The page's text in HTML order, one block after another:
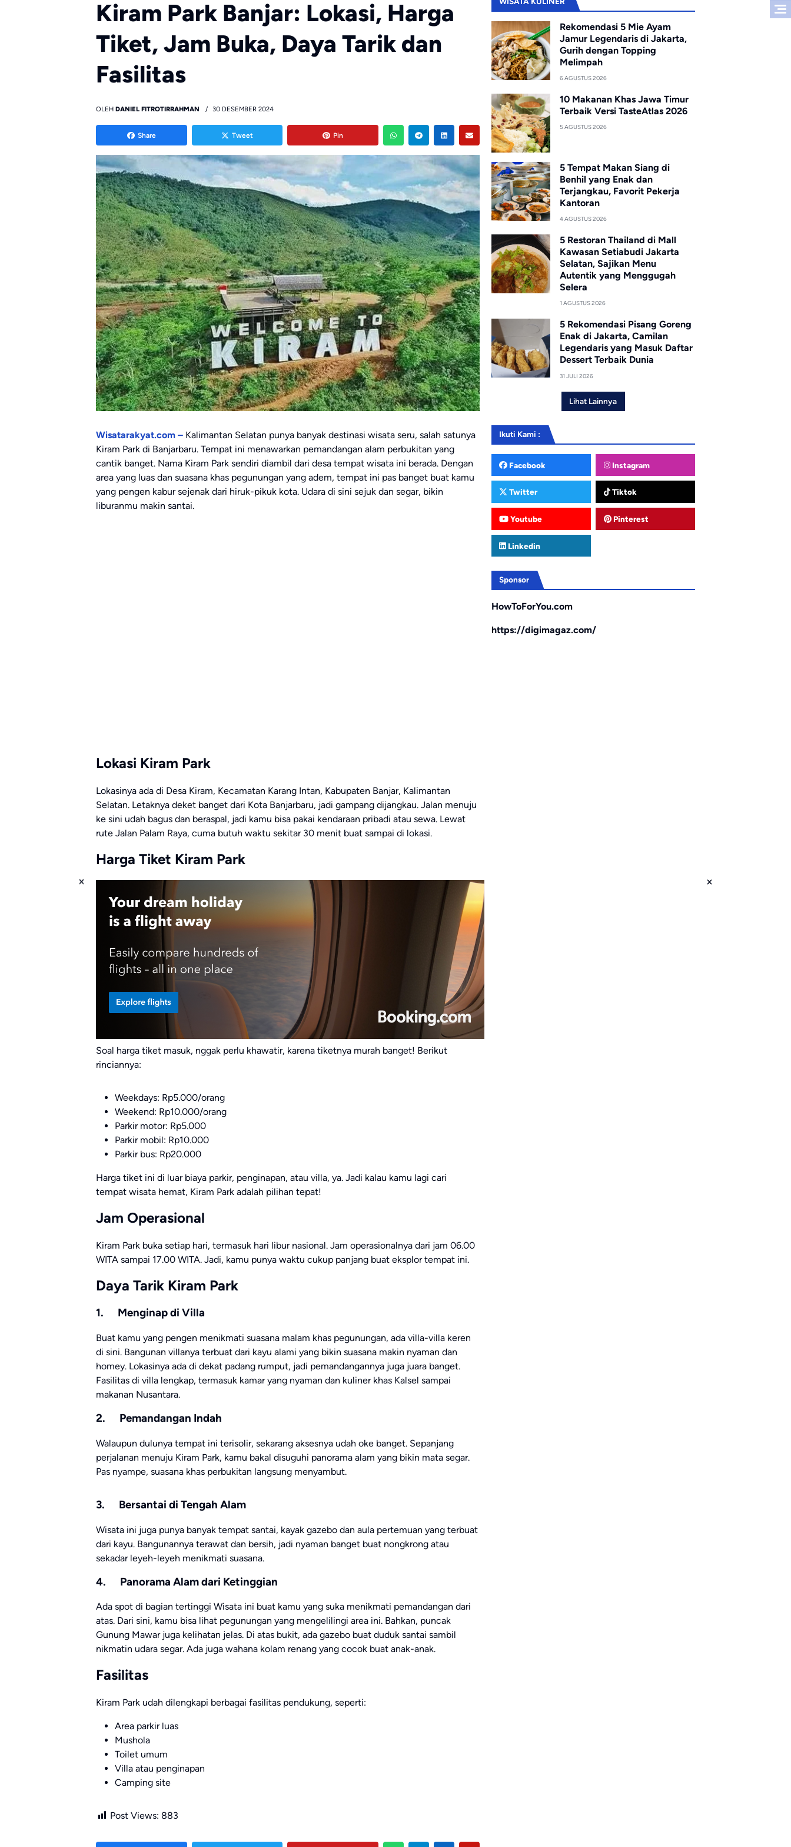
Kiram Park Banjar: Lokasi, Harga
Tiket, Jam Buka, Daya Tarik dan
Fasilitas
OLEH DANIEL FITROTIRRAHMAN 30 DESEMBER 2024
Share Tweet Pin
Wisatarakyat.com – Kalimantan Selatan punya banyak destinasi wisata seru, salah satunya
Kiram Park di Banjarbaru. Tempat ini menawarkan pemandangan alam perbukitan yang
cantik banget. Nama Kiram Park sendiri diambil dari desa tempat wisata ini berada. Dengan
area yang luas dan suasana khas pegunungan yang adem, tempat ini pas banget buat kamu
yang pengen kabur sejenak dari hiruk-pikuk kota. Udara di sini sejuk dan segar, bikin
liburanmu makin santai.
Lokasi Kiram Park
Lokasinya ada di Desa Kiram, Kecamatan Karang Intan, Kabupaten Banjar, Kalimantan
Selatan. Letaknya deket banget dari Kota Banjarbaru, jadi gampang dijangkau. Jalan menuju
ke sini udah bagus dan beraspal, jadi kamu bisa pakai kendaraan pribadi atau sewa. Lewat
rute Jalan Palam Raya, cuma butuh waktu sekitar 30 menit buat sampai di lokasi.
Harga Tiket Kiram Park
Soal harga tiket masuk, nggak perlu khawatir, karena tiketnya murah banget! Berikut
rinciannya:
Weekdays: Rp5.000/orang
Weekend: Rp10.000/orang
Parkir motor: Rp5.000
Parkir mobil: Rp10.000
Parkir bus: Rp20.000
Harga tiket ini di luar biaya parkir, penginapan, atau villa, ya. Jadi kalau kamu lagi cari
tempat wisata hemat, Kiram Park adalah pilihan tepat!
Jam Operasional
Kiram Park buka setiap hari, termasuk hari libur nasional. Jam operasionalnya dari jam 06.00
WITA sampai 17.00 WITA. Jadi, kamu punya waktu cukup panjang buat eksplor tempat ini.
Daya Tarik Kiram Park
1. Menginap di Villa
Buat kamu yang pengen menikmati suasana malam khas pegunungan, ada villa-villa keren
di sini. Bangunan villanya terbuat dari kayu alami yang bikin suasana makin nyaman dan
homey. Lokasinya ada di dekat padang rumput, jadi pemandangannya juga juara banget.
Fasilitas di villa lengkap, termasuk kamar yang nyaman dan kuliner khas Kalsel sampai
makanan Nusantara.
2. Pemandangan Indah
Walaupun dulunya tempat ini terisolir, sekarang aksesnya udah oke banget. Sepanjang
perjalanan menuju Kiram Park, kamu bakal disuguhi panorama alam yang bikin mata segar.
Pas nyampe, suasana khas perbukitan langsung menyambut.
3. Bersantai di Tengah Alam
Wisata ini juga punya banyak tempat santai, kayak gazebo dan aula pertemuan yang terbuat
dari kayu. Bangunannya terawat dan bersih, jadi nyaman banget buat nongkrong atau
sekadar leyeh-leyeh menikmati suasana.
4. Panorama Alam dari Ketinggian
Ada spot di bagian tertinggi Wisata ini buat kamu yang suka menikmati pemandangan dari
atas. Dari sini, kamu bisa lihat pegunungan yang mengelilingi area ini. Bahkan, puncak
Gunung Mawar juga kelihatan jelas. Di atas bukit, ada gazebo buat duduk santai sambil
nikmatin udara segar. Ada juga wahana kolam renang yang cocok buat anak-anak.
Fasilitas
Kiram Park udah dilengkapi berbagai fasilitas pendukung, seperti:
Area parkir luas
Mushola
Toilet umum
Villa atau penginapan
Camping site
Post Views: 883
Rekomendasi 5 Mie Ayam
Jamur Legendaris di Jakarta,
Gurih dengan Topping
Melimpah
6 AGUSTUS 2026
10 Makanan Khas Jawa Timur
Terbaik Versi TasteAtlas 2026
5 AGUSTUS 2026
5 Tempat Makan Siang di
Benhil yang Enak dan
Terjangkau, Favorit Pekerja
Kantoran
4 AGUSTUS 2026
5 Restoran Thailand di Mall
Kawasan Setiabudi Jakarta
Selatan, Sajikan Menu
Autentik yang Menggugah
Selera
1 AGUSTUS 2026
5 Rekomendasi Pisang Goreng
Enak di Jakarta, Camilan
Legendaris yang Masuk Daftar
Dessert Terbaik Dunia
31 JULI 2026
Lihat Lainnya
Ikuti Kami :
Facebook Instagram
Twitter Tiktok
Youtube Pinterest
Linkedin
Sponsor
HowToForYou.com
https://digimagaz.com/